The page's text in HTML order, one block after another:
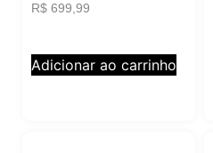
R$ 699,99
Adicionar ao carrinho